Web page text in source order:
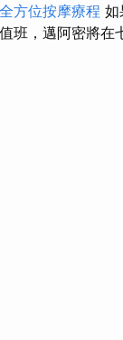
全方位按摩療程 如
班，邁阿密將在